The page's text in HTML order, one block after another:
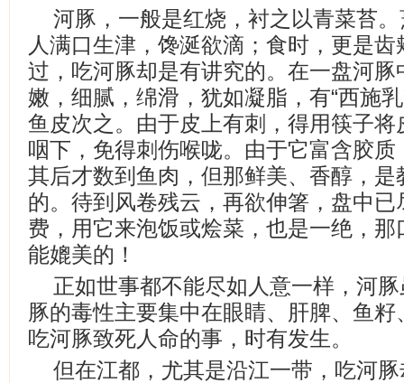
河豚，一般是红烧，衬之以青菜苔
人满口生津，馋涎欲滴；食时，更是
过，吃河豚却是有讲究的。在一盘河
嫩，细腻，绵滑，犹如凝脂，有“西施
鱼皮次之。由于皮上有刺，得用筷子
咽下，免得刺伤喉咙。由于它富含胶
其后才数到鱼肉，但那鲜美、香醇，
的。待到风卷残云，再欲伸箸，盘中
费，用它来泡饭或烩菜，也是一绝，
能媲美的！
正如世事都不能尽如人意一样，河
豚的毒性主要集中在眼睛、肝脾、鱼
吃河豚致死人命的事，时有发生。
但在江都，尤其是沿江一带，吃河